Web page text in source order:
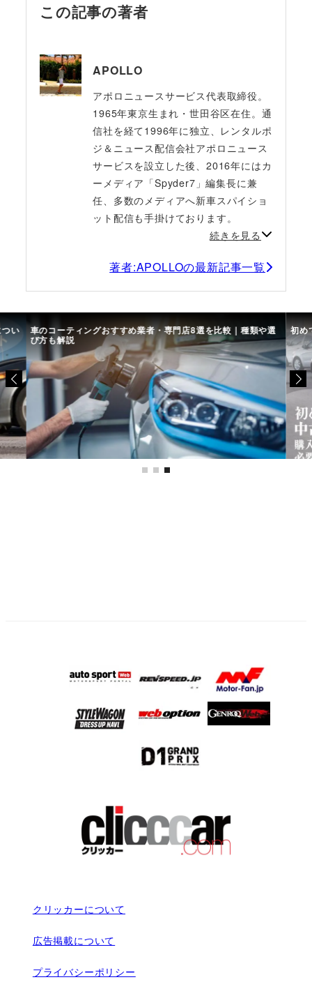
この記事の著者
APOLLO
アポロニュースサービス代表取締役。
1965年東京生まれ・世田谷区在住。通
信社を経て1996年に独立、レンタルポ
ジ＆ニュース配信会社アポロニュース
サービスを設立した後、2016年にはカ
ーメディア「Spyder7」編集長に兼
任、多数のメディアへ新車スパイショ
ット配信も手掛けております。
続きを見る
著者:APOLLOの最新記事一覧
い 車のコーティングおすすめ業者・専門店8選を比較｜種類や選
び方も解説
初め
クリッカーについて
広告掲載について
プライバシーポリシー